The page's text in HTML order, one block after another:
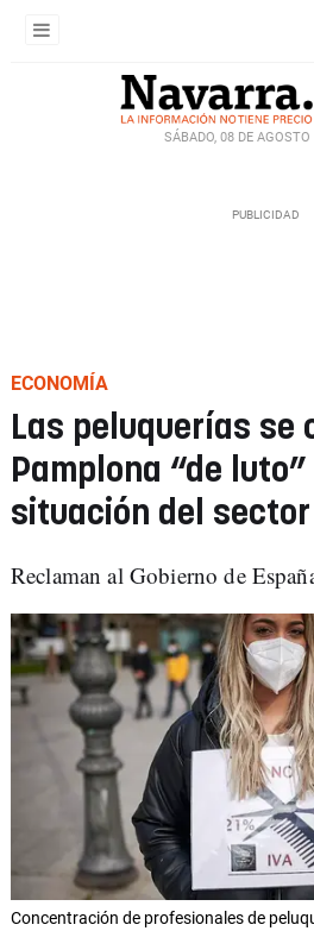
SÁBADO, 08 DE
ECONOMÍA
Las peluquerías se
Pamplona “de
situación del sector
Reclaman al Gobierno de
Concentración de profesionales de